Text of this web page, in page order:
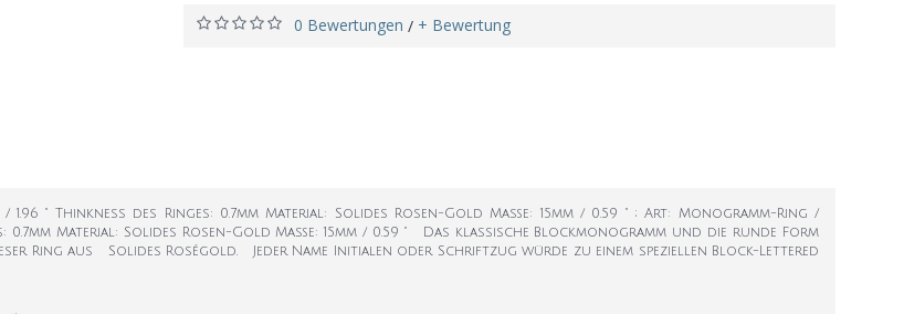
0 Bewertungen / + Bewertung
" Thinkness des Ringes: 0.7mm Material: Solides Rosen-Gold Maße: 15mm / 0.59 " ; Art: Monogramm-Ring /
0.7mm Material: Solides Rosen-Gold Maße: 15mm / 0.59 " Das klassische Blockmonogramm und die runde Form
Ring aus Solides Roségold. Jeder Name Initialen oder Schriftzug würde zu einem speziellen Block-Lettered